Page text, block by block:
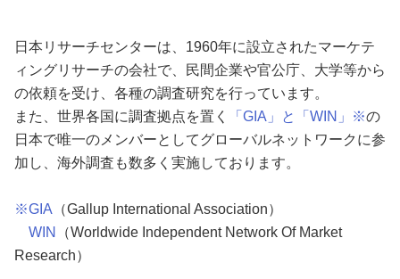
日本リサーチセンターは、1960年に設立されたマーケテ
ィングリサーチの会社で、民間企業や官公庁、大学等から
の依頼を受け、各種の調査研究を行っています。
また、世界各国に調査拠点を置く
「GIA」と「WIN」※の
日本で唯一のメンバーとしてグローバルネットワークに参
加し、海外調査も数多く実施しております。
※GIA （Gallup International Association）
WIN
（Worldwide Independent Network Of Market
Research）